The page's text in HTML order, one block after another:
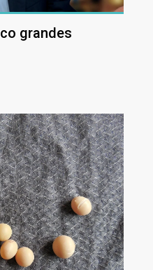
grandes